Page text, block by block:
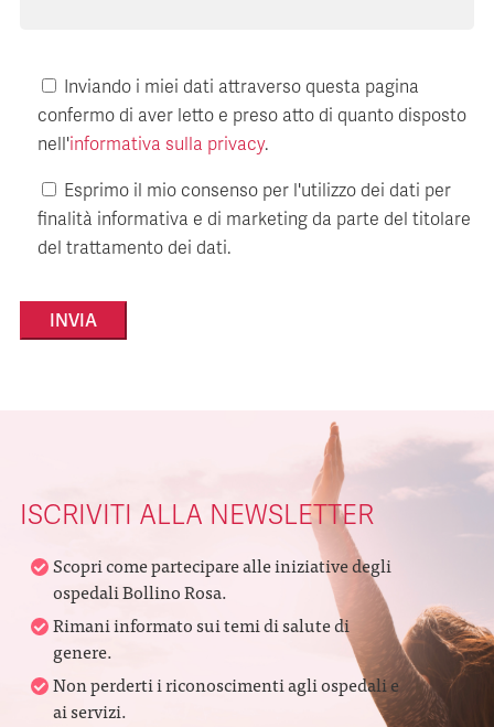
Inviando i miei dati attraverso questa pagina
confermo di aver letto e preso atto di quanto disposto
nell'informativa sulla privacy.
Esprimo il mio consenso per l'utilizzo dei dati per
finalità informativa e di marketing da parte del titolare
del trattamento dei dati.
ISCRIVITI ALLA NEWSLETTER
Scopri come partecipare alle iniziative degli
ospedali Bollino Rosa.
Rimani informato sui temi di salute di
genere.
Non perderti i riconoscimenti agli ospedali e
ai servizi.